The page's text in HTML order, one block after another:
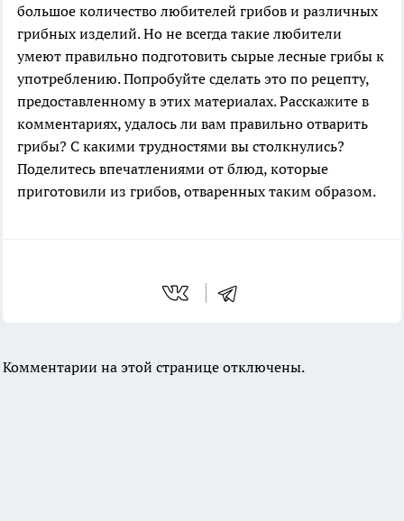
большое количество любителей грибов и различных
грибных изделий. Но не всегда такие любители
умеют правильно подготовить сырые лесные грибы к
употреблению. Попробуйте сделать это по рецепту,
предоставленному в этих материалах. Расскажите в
комментариях, удалось ли вам правильно отварить
грибы? С какими трудностями вы столкнулись?
Поделитесь впечатлениями от блюд, которые
приготовили из грибов, отваренных таким образом.
Комментарии на этой странице отключены.